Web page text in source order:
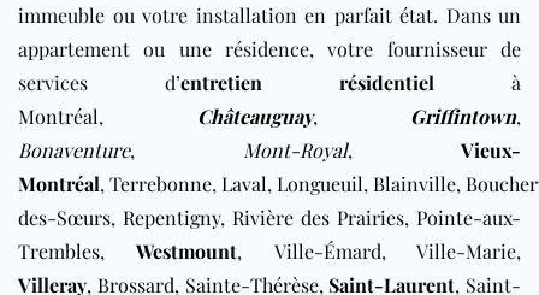
immeuble ou votre installation en parfait état. Dans un
appartement ou une résidence, votre fournisseur de
services d’entretien résidentiel à
Montréal, Châteauguay, Griffintown,
Bonaventure, Mont-Royal, Vieux-
Montréal, Terrebonne, Laval, Longueuil, Blainville,
des-Sœurs, Repentigny, Rivière des Prairies, Pointe-aux-
Trembles,Westmount, Ville-Émard, Ville-Marie,
Villeray, Brossard, Sainte-Thérèse, Saint-Laurent, Saint-